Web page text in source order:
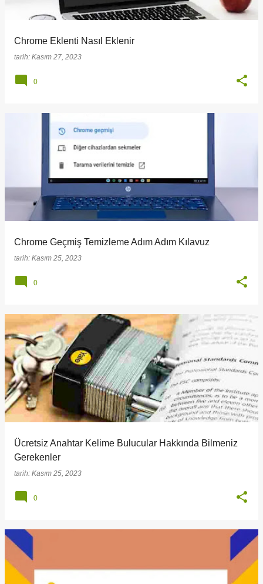
Chrome Eklenti Nasıl Eklenir
tarih: Kasım 27, 2023
0
Chrome Geçmiş Temizleme Adım Adım Kılavuz
tarih: Kasım 25, 2023
0
Ücretsiz Anahtar Kelime Bulucular Hakkında Bilmeniz
Gerekenler
tarih: Kasım 25, 2023
0